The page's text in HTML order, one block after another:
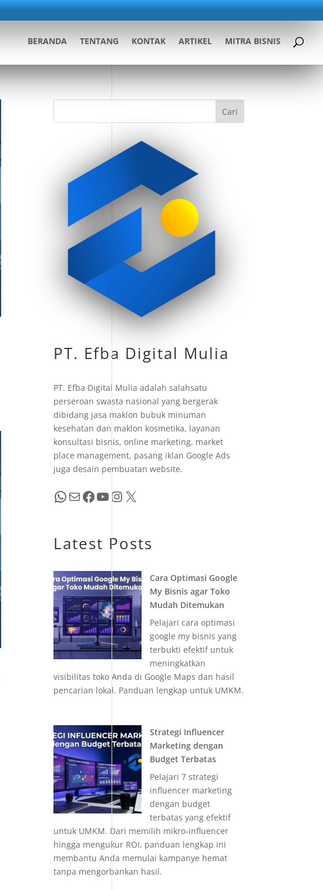
BERANDA TENTANG KONTAK ARTIKEL MITRA BISNIS
Cari
PT. Efba Digital Mulia
PT. Efba Digital Mulia adalah salahsatu
perseroan swasta nasional yang bergerak
dibidang jasa maklon bubuk minuman
kesehatan dan maklon kosmetika, layanan
konsultasi bisnis, online marketing, market
place management, pasang iklan Google Ads
juga desain pembuatan website.
WhatsApp Mail Facebook YouTube InstagramX
Latest Posts
Cara Optimasi Google
My Bisnis agar Toko
Mudah Ditemukan
Pelajari cara optimasi
google my bisnis yang
terbukti efektif untuk
meningkatkan
visibilitas toko Anda di Google Maps dan hasil
pencarian lokal. Panduan lengkap untuk UMKM.
Strategi Influencer
Marketing dengan
Budget Terbatas
Pelajari 7 strategi
influencer marketing
dengan budget
terbatas yang efektif
untuk UMKM. Dari memilih mikro-influencer
hingga mengukur ROI, panduan lengkap ini
membantu Anda memulai kampanye hemat
tanpa mengorbankan hasil.